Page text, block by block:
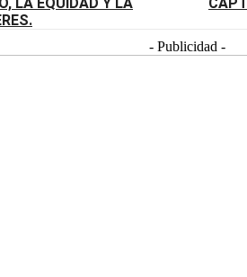
- Publicidad -